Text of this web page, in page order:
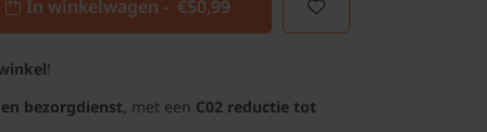
In winkelwagen - €50,99
!
bezorgdienst, met een C02 reductie tot